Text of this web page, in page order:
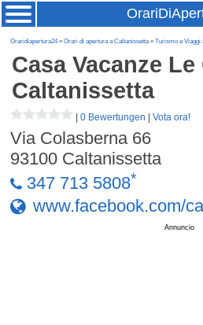
Oraridiapertura24»Orari di apertura a Caltanissetta»Turismo e Viaggi
Casa Vacanze
Caltanissetta
|0 Bewertungen |Vota ora!
Via Colasberna 66
93100 Caltanissetta
347 713 5808*
www.facebook.com/
Annuncio